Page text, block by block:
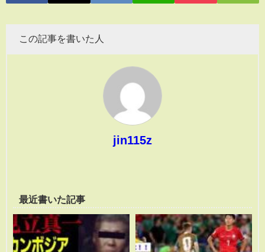
この記事を書いた人
jin115z
最近書いた記事